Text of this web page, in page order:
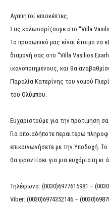
Αγαπητοί επισκέπτες,
Σας καλωσορίζουμε στο “Villa
Το προσωπικό μας είναι έτοιμο να
διαμονή σας στο “Villa Vasilios
ικανοποιημένους, και θα
Παραλία Κατερίνης του νομού
του Ολύμπου.
Ευχαριστούμε για την προτίμηση
Για οποιαδήποτε περαιτέρω
επικοινωνήσετε με την Υποδοχή.
θα φροντίσει για μια ευχάριστη κι
Τηλέφωνo: (0030)6977615981 –
Viber: (0030)6974352146 –